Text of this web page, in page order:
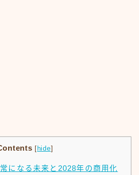
[ hide]
になる未来と2028年の商用化